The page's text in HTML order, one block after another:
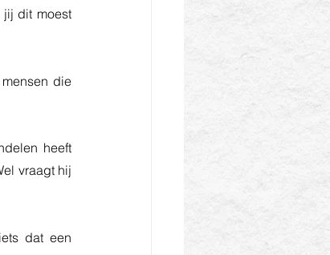
jij dit moest
die
heeft
vraagt hij
dat een